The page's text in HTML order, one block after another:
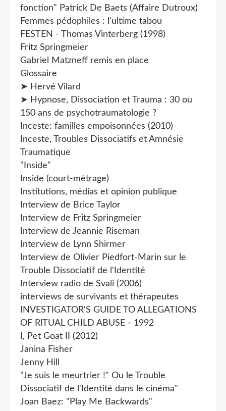
fonction" Patrick De Baets (Affaire Dutroux)
Femmes pédophiles : l'ultime tabou
FESTEN - Thomas Vinterberg (1998)
Fritz Springmeier
Gabriel Matzneff remis en place
Glossaire
➤ Hervé Vilard
➤ Hypnose, Dissociation et Trauma : 30 ou
150 ans de psychotraumatologie ?
Inceste: familles empoisonnées (2010)
Inceste, Troubles Dissociatifs et Amnésie
Traumatique
"Inside"
Inside (court-mètrage)
Institutions, médias et opinion publique
Interview de Brice Taylor
Interview de Fritz Springmeier
Interview de Jeannie Riseman
Interview de Lynn Shirmer
Interview de Olivier Piedfort-Marin sur le
Trouble Dissociatif de l'Identité
Interview radio de Svali (2006)
interviews de survivants et thérapeutes
INVESTIGATOR'S GUIDE TO ALLEGATIONS
OF RlTUAL CHILD ABUSE - 1992
I, Pet Goat II (2012)
Janina Fisher
Jenny Hill
"Je suis le meurtrier !" Ou le Trouble
Dissociatif de l'Identité dans le cinéma"
Joan Baez: "Play Me Backwards"